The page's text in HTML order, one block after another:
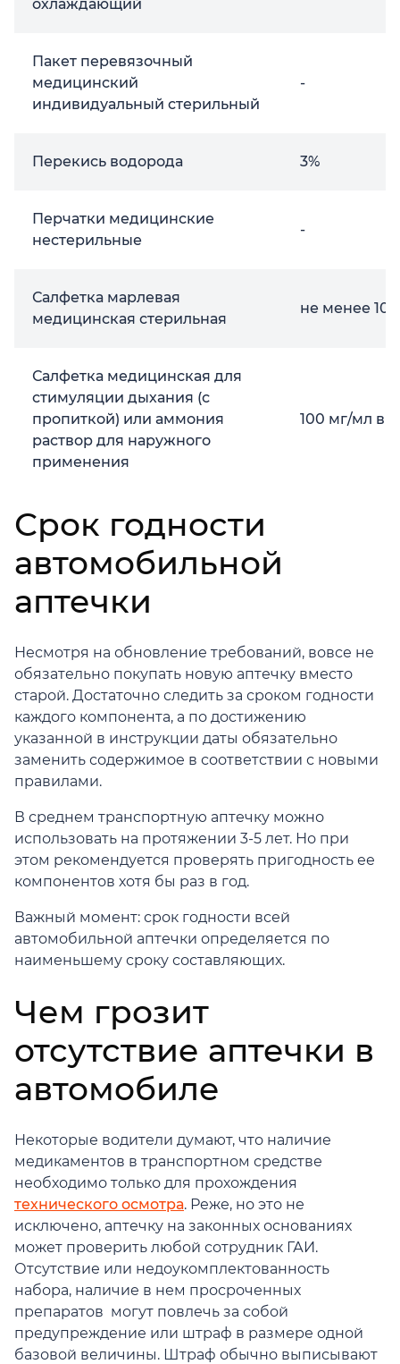
охлаждающий
Пакет перевязочный
медицинский
индивидуальный стерильный
-
Перекись водорода 3%
Перчатки медицинские
нестерильные
-
Салфетка марлевая
медицинская стерильная
не менее
Салфетка медицинская для
стимуляции дыхания (с
пропиткой) или аммония
раствор для наружного
применения
100 мг/мл в
Срок годности
автомобильной
аптечки
Несмотря на обновление требований, вовсе не
обязательно покупать новую аптечку вместо
старой. Достаточно следить за сроком годности
каждого компонента, а по достижению
указанной в инструкции даты обязательно
заменить содержимое в соответствии с новыми
правилами.
В среднем транспортную аптечку можно
использовать на протяжении 3-5 лет. Но при
этом рекомендуется проверять пригодность ее
компонентов хотя бы раз в год.
Важный момент: срок годности всей
автомобильной аптечки определяется по
наименьшему сроку составляющих.
Чем грозит
отсутствие аптечки в
автомобиле
Некоторые водители думают, что наличие
медикаментов в транспортном средстве
необходимо только для прохождения
технического осмотра. Реже, но это не
исключено, аптечку на законных основаниях
может проверить любой сотрудник ГАИ.
Отсутствие или недоукомплектованность
набора, наличие в нем просроченных
препаратов могут повлечь за собой
предупреждение или штраф в размере одной
базовой величины. Штраф обычно выписывают